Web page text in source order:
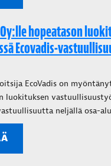
hopeatason
Ecovadis-
EcoVadis on
luokituksen
neljällä osa-